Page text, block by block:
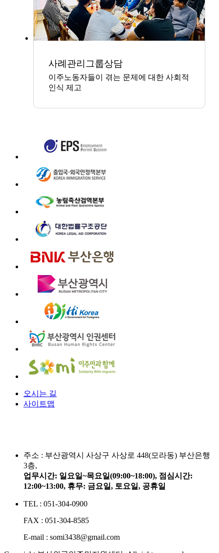
사례관리그룹상담
이주노동자들이 겪는 문제에 대한 사회적
인식 제고
오시는 길
사이트맵
주소 : 부산광역시 사상구 사상로 448(모라동) 부산은행
3층,
업무시간: 일요일~목요일(09:00~18:00), 점심시간:
12:00~13:00, 휴무: 금요일, 토요일, 공휴일
TEL : 051-304-0900
FAX : 051-304-8585
E-mail : somi3438@gmail.com